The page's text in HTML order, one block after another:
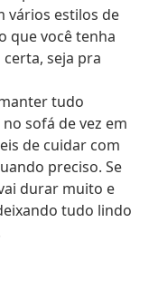
vários estilos de
que você tenha
seja pra
tudo
sofá de vez em
de cuidar com
preciso. Se
durar muito e
tudo lindo